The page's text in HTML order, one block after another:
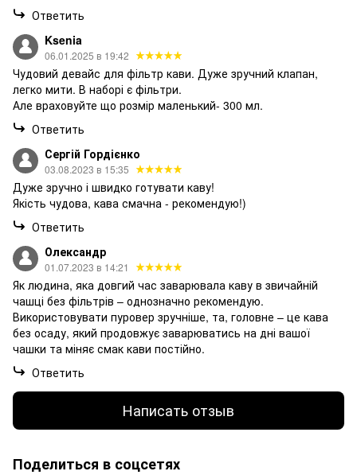
Ответить
Ksenia
06.01.2025 в 19:42
Чудовий девайс для фільтр кави. Дуже зручний клапан,
легко мити. В наборі є фільтри.
Але враховуйте що розмір маленький- 300 мл.
Ответить
Сергій Гордієнко
03.08.2023 в 15:35
Дуже зручно і швидко готувати каву!
Якість чудова, кава смачна - рекомендую!)
Ответить
Олександр
01.07.2023 в 14:21
Як людина, яка довгий час заварювала каву в звичайній
чашці без фільтрів – однозначно рекомендую.
Використовувати пуровер зручніше, та, головне – це кава
без осаду, який продовжує заварюватись на дні вашої
чашки та міняє смак кави постійно.
Ответить
Написать отзыв
Поделиться в соцсетях